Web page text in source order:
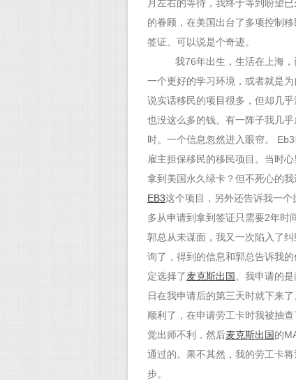
月左右的等待，我终于等到盼望已
的眷顾，在美国出台了多项控制
签证。可以说是个奇迹。
我76年出生，生活在上海
一个更好的学习环境，或者就是
说实话移民的项目很多，但却几
也没这么多的钱。有一阵子我几
时。一个信息忽然进入眼帘。
雇主担保移民的移民项目。当时
拿到美国永久绿卡？但不死心的
EB3这个项目，另外还告诉我一
多从申请到拿到签证只需要2年时
郭总从未谋面，我又一次陷入了
询了，得到的信息和郭总告诉我
定选择了麦克斯出国 。我申请的
日在我申请后的第三天时就下来
顺利了，在申请劳工卡时我被抽
觉出师不利，然后麦克斯出国的
通过的。果不其然，我的劳工卡
步。